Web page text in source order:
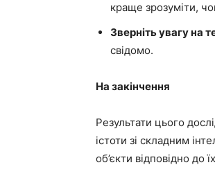
краще зрозуміти,
Зверніть увагу на
свідомо.
На закінчення
Результати цього
істоти зі складним
об’єкти відповідно до